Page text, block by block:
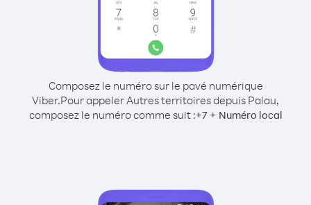
Composez le numéro sur le pavé numérique
Viber.Pour appeler Autres territoires depuis Palau,
composez le numéro comme suit :+7+ Numéro local